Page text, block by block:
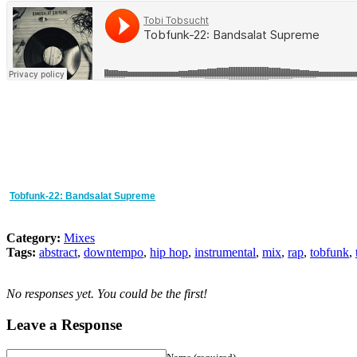
Tobfunk-22: Bandsalat Supreme
Category: Mixes
Tags: abstract, downtempo, hip hop, instrumental, mix, rap, tobfunk,
No responses yet. You could be the first!
Leave a Response